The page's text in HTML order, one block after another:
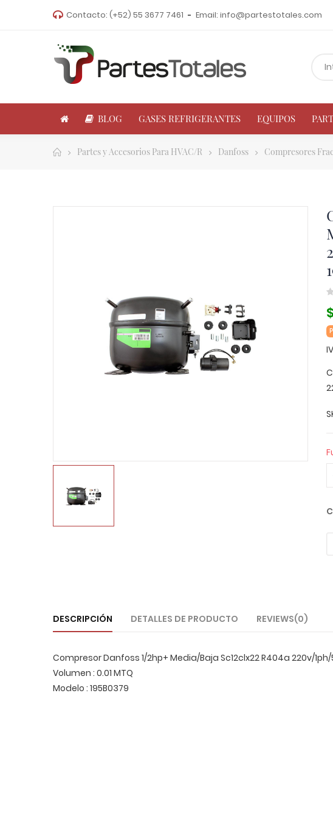
Contacto: (+52) 55 3677 7461 Email: info@partestotales.com
BLOG GASES REFRIGERANTES EQUIPOS
Partes y Accesorios Para HVAC/R Danfoss Compresores
DESCRIPCIÓN DETALLES DE PRODUCTO REVIEWS(0)
Compresor Danfoss 1/2hp+ Media/Baja Sc12clx22 R404a 220v/
Volumen : 0.01 MTQ
Modelo : 195B0379